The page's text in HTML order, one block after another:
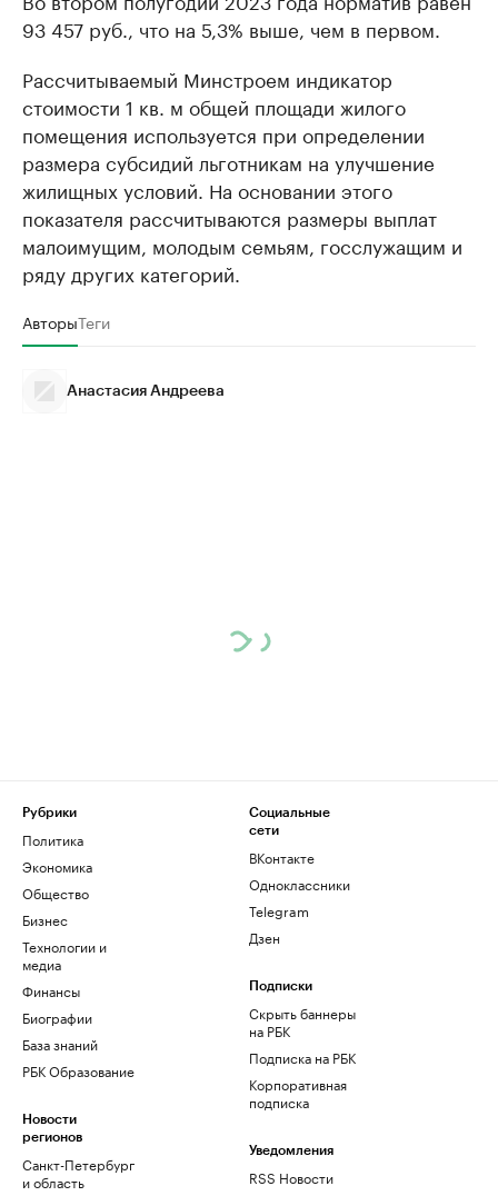
93 457 руб., что на 5,3% выше, чем в первом.
Рассчитываемый Минстроем индикатор
стоимости 1 кв. м общей площади жилого
помещения используется при определении
размера субсидий льготникам на улучшение
жилищных условий. На основании этого
показателя рассчитываются размеры выплат
малоимущим, молодым семьям, госслужащим и
ряду других категорий.
АвторыТеги
Анастасия Андреева
Рубрики
Политика
Экономика
Общество
Бизнес
Технологии и
медиа
Финансы
Биографии
База знаний
РБК Образование
Новости
регионов
Санкт-Петербург
и область
Социальные
сети
ВКонтакте
Одноклассники
Telegram
Дзен
Подписки
Скрыть баннеры
на РБК
Подписка на РБК
Корпоративная
подписка
Уведомления
RSS Новости